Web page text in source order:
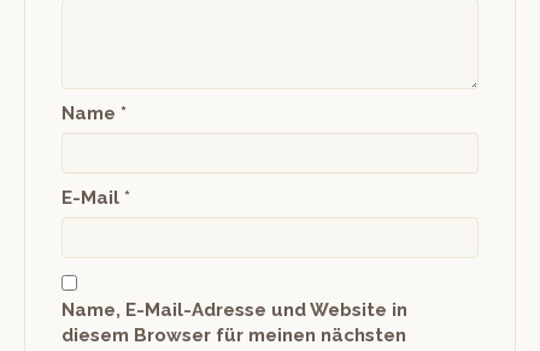
Name *
E-Mail *
Name, E-Mail-Adresse und Website in
diesem Browser für meinen nächsten